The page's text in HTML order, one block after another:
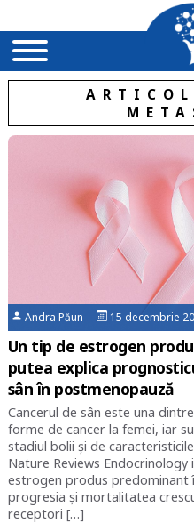
Andra Păun 15 decembrie
Un tip de estrogen
putea explica
sân în postmenopauză
Cancerul de sân este una
forme de cancer la femei, iar
stadiul bolii și de
Nature Reviews
estrogen produs predominant
progresia și mortalitatea
receptori […]